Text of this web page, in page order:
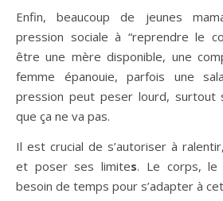
Enfin, beaucoup de jeunes
pression sociale à “reprendre le
être une mère disponible, une
femme épanouie, parfois une
pression peut peser lourd, surtout
que ça ne va pas.
Il est crucial de s’autoriser à
et poser ses limites. Le corps,
besoin de temps pour s’adapter à